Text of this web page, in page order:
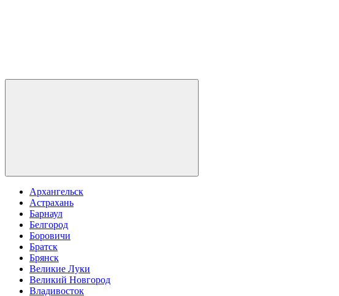
Архангельск
Астрахань
Барнаул
Белгород
Боровичи
Братск
Брянск
Великие Луки
Великий Новгород
Владивосток